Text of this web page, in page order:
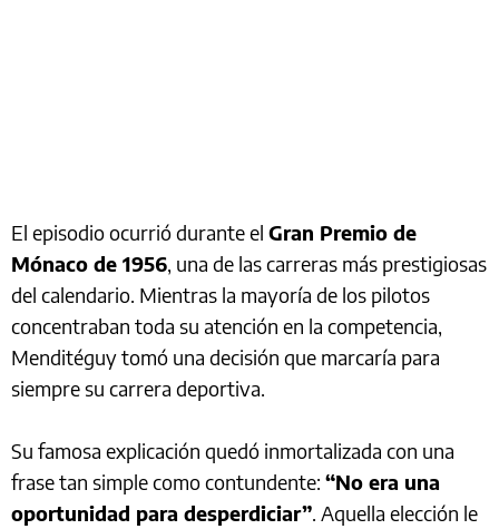
El episodio ocurrió durante el Gran Premio de
Mónaco de 1956, una de las carreras más prestigiosas
del calendario. Mientras la mayoría de los pilotos
concentraban toda su atención en la competencia,
Menditéguy tomó una decisión que marcaría para
siempre su carrera deportiva.
Su famosa explicación quedó inmortalizada con una
frase tan simple como contundente: “No era una
oportunidad para desperdiciar”. Aquella elección le